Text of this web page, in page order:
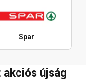
Spar
akciós újság